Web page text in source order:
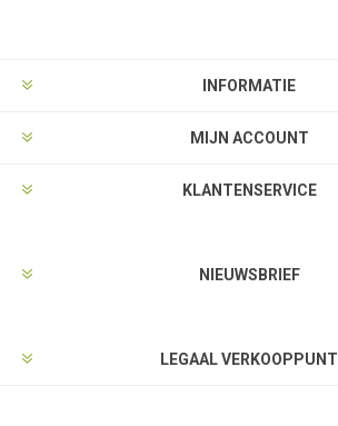
INFORMATIE
MIJN ACCOUNT
KLANTENSERVICE
NIEUWSBRIEF
LEGAAL VERKOOPPUNT